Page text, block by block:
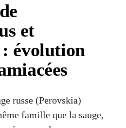
et
évolution
russe (Perovskia)
famille que la sauge,